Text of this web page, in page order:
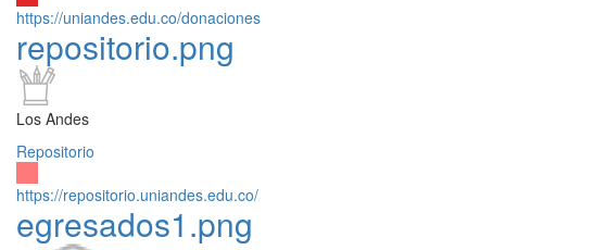
https://uniandes.edu.co/donaciones
repositorio.png
Los Andes
Repositorio
https://repositorio.uniandes.edu.co/
egresados1.png